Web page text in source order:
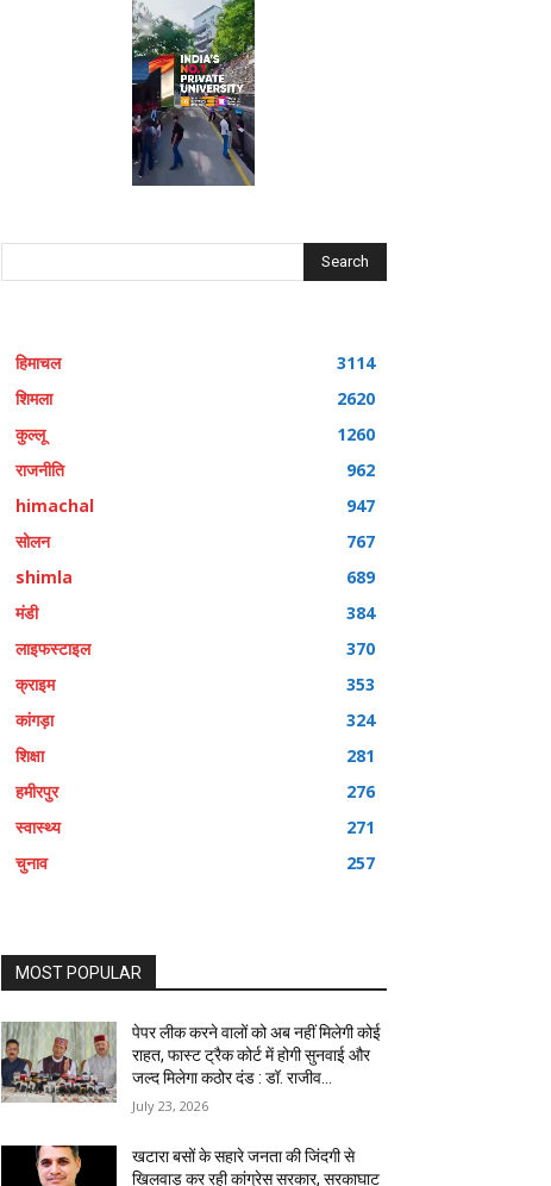
Search
हिमाचल
3114
शिमला
2620
कुल्लू
1260
राजनीति
962
himachal
947
सोलन
767
shimla
689
मंडी
384
लाइफस्टाइल
370
क्राइम
353
कांगड़ा
324
शिक्षा
281
हमीरपुर
276
स्वास्थ्य
271
चुनाव
257
MOST POPULAR
पेपर लीक करने वालों को अब नहीं मिलेगी कोई
राहत, फास्ट ट्रैक कोर्ट में होगी सुनवाई और
जल्द मिलेगा कठोर दंड : डॉ. राजीव...
July 23, 2026
खटारा बसों के सहारे जनता की जिंदगी से
खिलवाड़ कर रही कांग्रेस सरकार, सरकाघाट